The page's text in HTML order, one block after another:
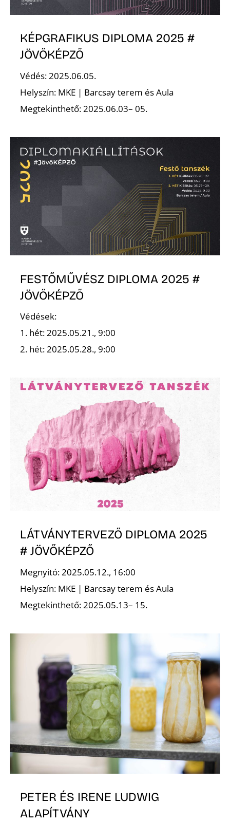
KÉPGRAFIKUS DIPLOMA 2025 #
JÖVŐKÉPZŐ
Védés: 2025.06.05.
Helyszín: MKE | Barcsay terem és Aula
Megtekinthető: 2025.06.03– 05.
FESTŐMŰVÉSZ DIPLOMA 2025 #
JÖVŐKÉPZŐ
Védések:
1. hét: 2025.05.21., 9:00
2. hét: 2025.05.28., 9:00
LÁTVÁNYTERVEZŐ DIPLOMA 2025
# JÖVŐKÉPZŐ
Megnyitó: 2025.05.12., 16:00
Helyszín: MKE | Barcsay terem és Aula
Megtekinthető: 2025.05.13– 15.
PETER ÉS IRENE LUDWIG
ALAPÍTVÁNY